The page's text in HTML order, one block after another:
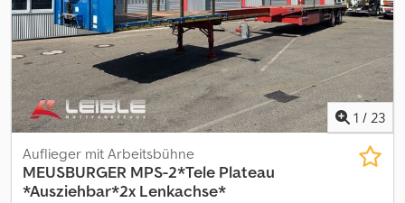
30 76m. Joana CordeiroPortuguês, Español, Italiano, English,
Deutsch0049 176 603 590 29j. Liza ObodynskaUkrainian/?????,
Russian/??-?????, En
Profil: 10 / 10 / 9 / 9 / 9 / 9 / 7 / 7 / 7 / 7 / 7 / 5 mm TÜV gültig bis SP
gültig bis 07-2027 !!! ROZMAWIAM PO POLSKU !!! WE SPEAK
ENGLISH !!!
1 / 23
Auflieger mit Arbeitsbühne
MEUSBURGER MPS-2*Tele Plateau
*Ausziehbar*2x Lenkachse*